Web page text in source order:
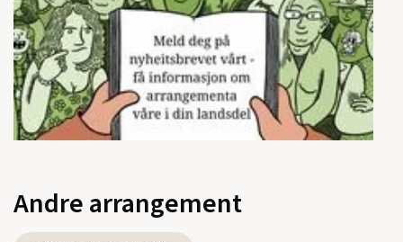
Andre arrangement